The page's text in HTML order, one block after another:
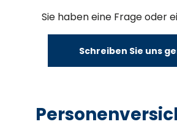
Sie haben eine Frage oder
Schreiben Sie uns